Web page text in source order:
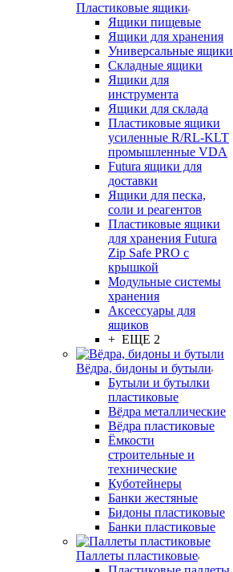
Пластиковые ящики
Ящики пищевые
Ящики для хранения
Универсальные ящики
Складные ящики
Ящики для
инструмента
Ящики для склада
Пластиковые ящики
усиленные R/RL-KLT
промышленные VDA
Futura ящики для
доставки
Ящики для песка,
соли и реагентов
Пластиковые ящики
для хранения Futura
Zip Safe PRO с
крышкой
Модульные системы
хранения
Аксессуары для
ящиков
+ ЕЩЕ 2
Вёдра, бидоны и бутыли
Бутыли и бутылки
пластиковые
Вёдра металлические
Вёдра пластиковые
Ёмкости
строительные и
технические
Куботейнеры
Банки жестяные
Бидоны пластиковые
Банки пластиковые
Паллеты пластиковые